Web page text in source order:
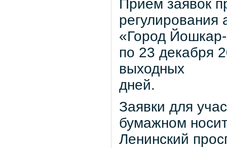
Приём заявок
регулирования
«Город
по 23 декабря
выходных
дней.
Заявки для
бумажном
Ленинский